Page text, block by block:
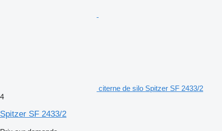
citerne de silo Spitzer SF 2433/2
4
Spitzer SF 2433/2